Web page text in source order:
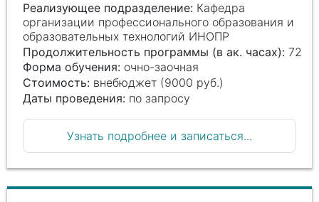
Реализующее подразделение: Кафедра
организации профессионального образования и
образовательных технологий ИНОПР
Продолжительность программы (в ак. часах): 72
Форма обучения: очно-заочная
Стоимость: внебюджет (9000 руб.)
Даты проведения: по запросу
Узнать подробнее и записаться...